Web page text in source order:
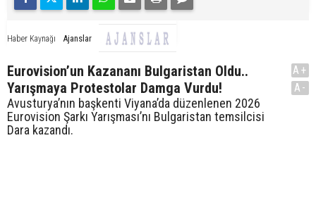
Haber Kaynağı Ajanslar
Eurovision’un Kazananı Bulgaristan Oldu..
Yarışmaya Protestolar Damga Vurdu!
Avusturya’nın başkenti Viyana’da düzenlenen 2026
Eurovision Şarkı Yarışması’nı Bulgaristan temsilcisi
Dara kazandı.
A+
A-